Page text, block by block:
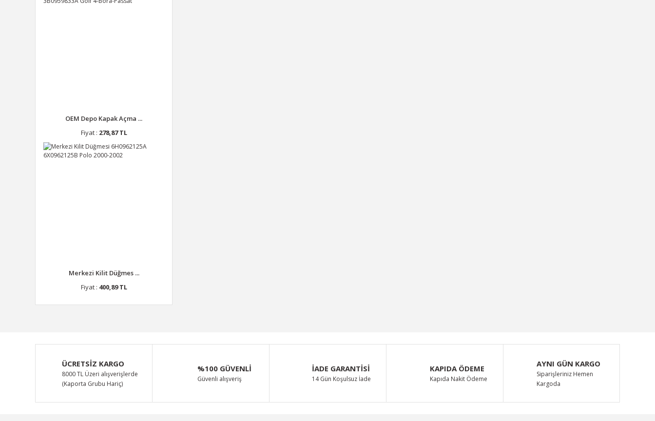
OEM Depo Kapak Açma ...
Fiyat : 278,87 TL
Merkezi Kilit Düğmes ...
Fiyat : 400,89 TL
ÜCRETSİZ KARGO
8000 TL Üzeri alışverişlerde
(Kaporta Grubu Hariç)
%100 GÜVENLİ
Güvenli alışveriş
İADE GARANTİSİ
14 Gün Koşulsuz İade
KAPIDA ÖDEME
Kapıda Nakit Ödeme
AYNI GÜN KARGO
Siparişleriniz Hemen
Kargoda